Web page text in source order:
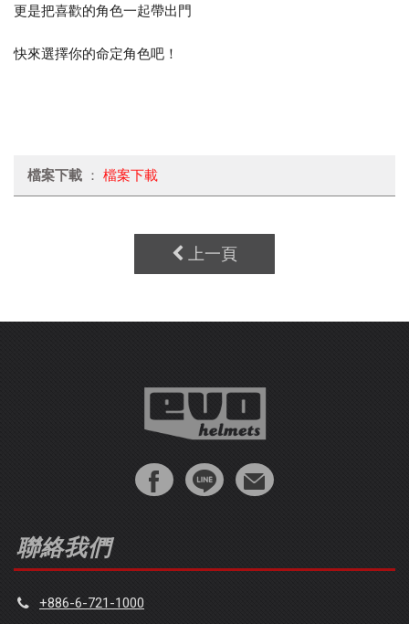
更是把喜歡的角色一起帶出門
快來選擇你的命定角色吧！
檔案下載 ： 檔案下載
上一頁
聯絡我們
+886-6-721-1000